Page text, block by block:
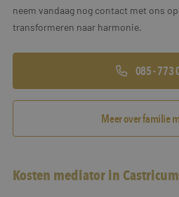
neem vandaag nog contact met ons
transformeren naar harmonie.
085 - 773
Meer over familie
Kosten mediator in